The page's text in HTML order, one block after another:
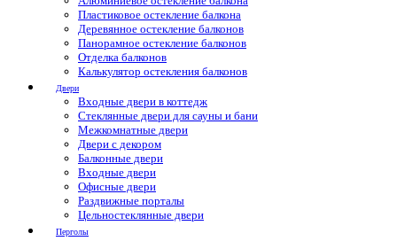
Пластиковое остекление балкона
Деревянное остекление балконов
Панорамное остекление балконов
Отделка балконов
Калькулятор остекления балконов
Двери
Входные двери в коттедж
Стеклянные двери для сауны и бани
Межкомнатные двери
Двери с декором
Балконные двери
Входные двери
Офисные двери
Раздвижные порталы
Цельностеклянные двери
Перголы